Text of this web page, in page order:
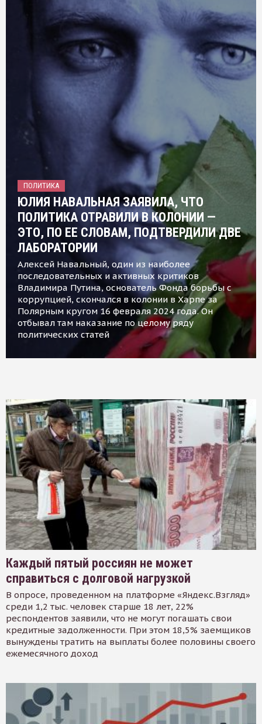
ПОЛИТИКА
ЮЛИЯ НАВАЛЬНАЯ ЗАЯВИЛА, ЧТО
ПОЛИТИКА ОТРАВИЛИ В КОЛОНИИ —
ЭТО, ПО ЕЕ СЛОВАМ, ПОДТВЕРДИЛИ ДВЕ
ЛАБОРАТОРИИ
Алексей Навальный, один из наиболее
последовательных и активных критиков
Владимира Путина, основатель Фонда борьбы с
коррупцией, скончался в колонии в Харпе за
Полярным кругом 16 февраля 2024 года. Он
отбывал там наказание по целому ряду
политических статей
Каждый пятый россиян не может
справиться с долговой нагрузкой
В опросе, проведенном на платформе «Яндекс.Взгляд»
среди 1,2 тыс. человек старше 18 лет, 22%
респондентов заявили, что не могут погашать свои
кредитные задолженности. При этом 18,5% заемщиков
вынуждены тратить на выплаты более половины своего
ежемесячного доход